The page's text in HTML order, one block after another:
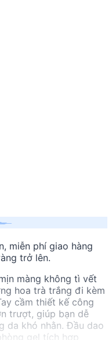
miễn phí giao hàng
trở lên.
màng không tì vết
hoa trà trắng đi kèm
cầm thiết kế công
trượt, giúp bạn dễ
da khó nhằn. Đầu dao
gel tích hợp